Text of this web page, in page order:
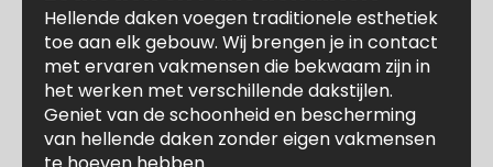
Hellende daken voegen traditionele esthetiek
toe aan elk gebouw. Wij brengen je in contact
met ervaren vakmensen die bekwaam zijn in
het werken met verschillende dakstijlen.
Geniet van de schoonheid en bescherming
van hellende daken zonder eigen vakmensen